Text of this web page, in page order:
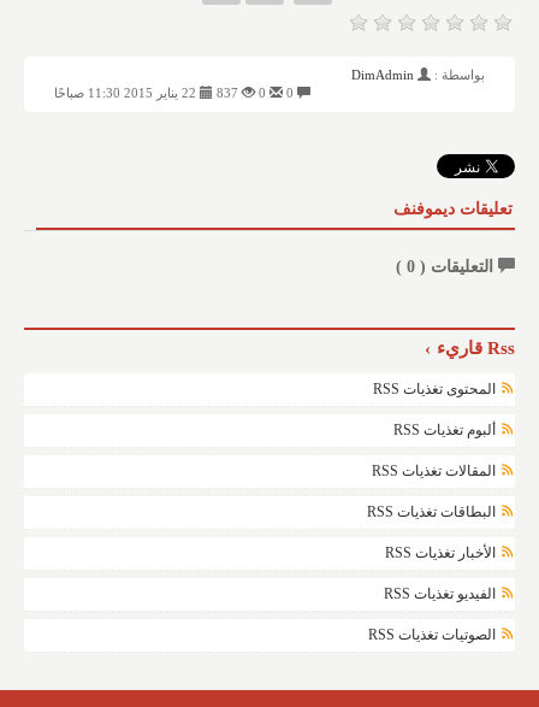
بواسطة :
DimAdmin
837
تعليقات ديموفنف
التعليقات ( 0
)
Rss قاريء
المحتوى تغذيات RSS
ألبوم تغذيات RSS
المقالات تغذيات RSS
البطاقات تغذيات RSS
الأخبار تغذيات RSS
الفيديو تغذيات RSS
الصوتيات تغذيات RSS